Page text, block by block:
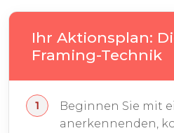
Ihr Aktionsplan:
Framing-Technik
Beginnen Sie mit
anerkennenden,